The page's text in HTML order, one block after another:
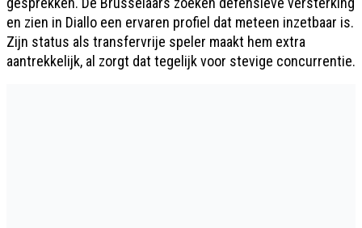
en zien in Diallo een ervaren profiel dat meteen inzetbaar is.
Zijn status als transfervrije speler maakt hem extra
aantrekkelijk, al zorgt dat tegelijk voor stevige concurrentie.